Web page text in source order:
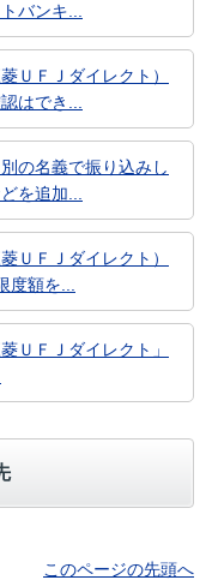
バンキ...
ＵＦＪダイレクト）
はでき...
の名義で振り込みし
を追加...
ＵＦＪダイレクト）
額を...
ＵＦＪダイレクト」
このページの先頭へ